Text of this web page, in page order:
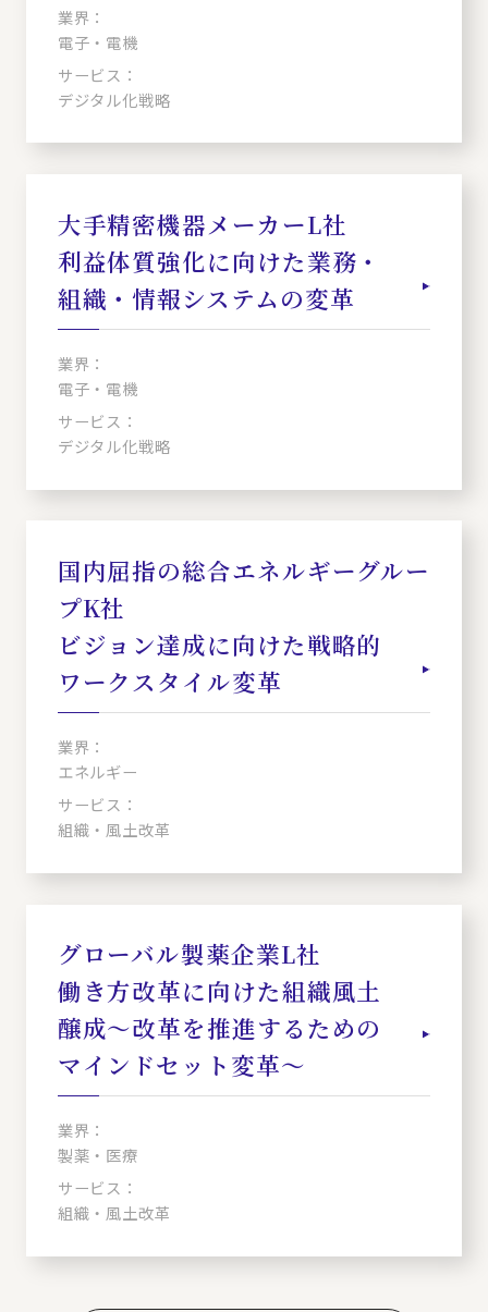
業界：
電子・電機
サービス：
デジタル化戦略
大手精密機器メーカーL社
利益体質強化に向けた業務・
組織・情報システムの変革
業界：
電子・電機
サービス：
デジタル化戦略
国内屈指の総合エネルギーグルー
プK社
ビジョン達成に向けた戦略的
ワークスタイル変革
業界：
エネルギー
サービス：
組織・風土改革
グローバル製薬企業L社
働き方改革に向けた組織風土
醸成～改革を推進するための
マインドセット変革～
業界：
製薬・医療
サービス：
組織・風土改革